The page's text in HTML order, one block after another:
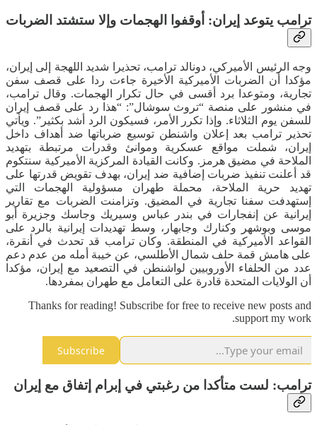
ترامب يتوعد إيران: أوقفوا الهجمات وإلا ستشتد الضربات
وجه الرئيس الأميركي، دونالد ترامب، تحذيرا شديد اللهجة إلى إيران،
مؤكدا أن الضربات الأميركية الأخيرة جاءت ردا على قصف سفن
تجارية، ومتوعدا برد أقسى في حال تكرار الهجمات. وقال ترامب،
في منشور على منصة “تروث سوشال”: “هذا رد على قصف إيران
للسفن يوم الثلاثاء. وإذا تكرر الأمر، فسيكون الرد أشد بكثير”. ويأتي
تحذير ترامب بعد إعلان واشنطن توسيع ضرباتها ضد أهداف داخل
إيران، شملت مواقع عسكرية وموانئ وقدرات مرتبطة بتهديد
الملاحة في مضيق هرمز. وكانت القيادة المركزية الأميركية سنتكوم
قد أعلنت تنفيذ ضربات إضافية ضد إيران، بهدف تقويض قدرتها على
تهديد حرية الملاحة، محملة طهران مسؤولية الهجمات التي
إستهدفت سفنا تجارية في المضيق. وتزامنت الضربات مع تقارير
إيرانية عن إنفجارات في بندر عباس وسيريك وجاسك وجزيرة أبو
موسى وبوشهر وكنارك وجابهار، وسط تهديدات إيرانية بالرد على
القواعد الأميركية في المنطقة. وكان ترامب قد تحدث في أنقرة،
على هامش قمة حلف شمال الأطلسي، عن خيبة أمله من عدم دعم
عدد من الحلفاء الأوروبيين لواشنطن في التصعيد مع إيران، مؤكدا
أن الولايات المتحدة قادرة على التعامل مع طهران بمفردها.
Thanks for reading! Subscribe for free to receive new posts and
support my work.
Subscribe
ترامب: لست متأكدا من رغبتي في إبرام إتفاق مع إيران